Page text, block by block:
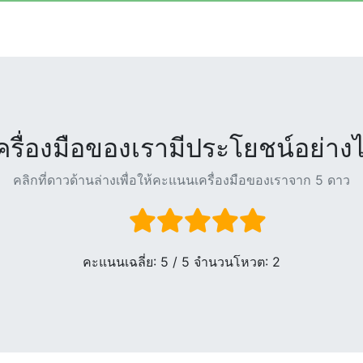
รื่องมือของเรามีประโยชน์อย่าง
คลิกที่ดาวด้านล่างเพื่อให้คะแนนเครื่องมือของเราจาก 5 ดาว
คะแนนเฉลี่ย: 5 / 5 จำนวนโหวต: 2